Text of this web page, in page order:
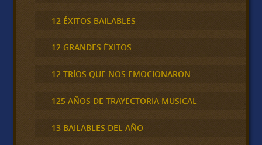
12 ÉXITOS BAILABLES
12 GRANDES ÉXITOS
12 TRÍOS QUE NOS EMOCIONARON
125 AÑOS DE TRAYECTORIA MUSICAL
13 BAILABLES DEL AÑO